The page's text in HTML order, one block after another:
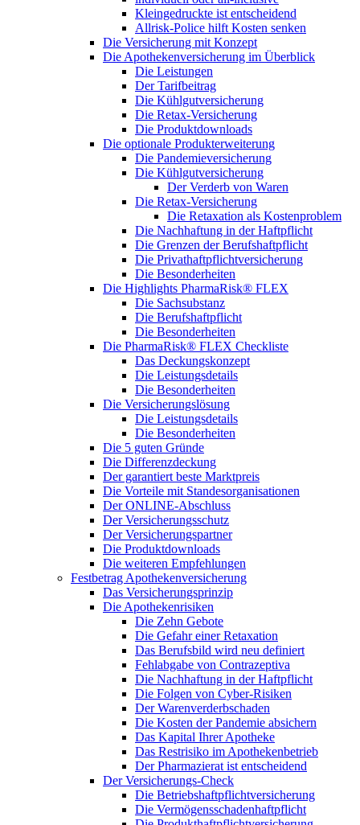
Kleingedruckte ist entscheidend
Allrisk-Police hilft Kosten senken
Die Versicherung mit Konzept
Die Apothekenversicherung im Überblick
Die Leistungen
Der Tarifbeitrag
Die Kühlgutversicherung
Die Retax-Versicherung
Die Produktdownloads
Die optionale Produkterweiterung
Die Pandemieversicherung
Die Kühlgutversicherung
Der Verderb von Waren
Die Retax-Versicherung
Die Retaxation als Kostenproblem
Die Nachhaftung in der Haftpflicht
Die Grenzen der Berufshaftpflicht
Die Privathaftpflichtversicherung
Die Besonderheiten
Die Highlights PharmaRisk® FLEX
Die Sachsubstanz
Die Berufshaftpflicht
Die Besonderheiten
Die PharmaRisk® FLEX Checkliste
Das Deckungskonzept
Die Leistungsdetails
Die Besonderheiten
Die Versicherungslösung
Die Leistungsdetails
Die Besonderheiten
Die 5 guten Gründe
Die Differenzdeckung
Der garantiert beste Marktpreis
Die Vorteile mit Standesorganisationen
Der ONLINE-Abschluss
Der Versicherungsschutz
Der Versicherungspartner
Die Produktdownloads
Die weiteren Empfehlungen
Festbetrag Apothekenversicherung
Das Versicherungsprinzip
Die Apothekenrisiken
Die Zehn Gebote
Die Gefahr einer Retaxation
Das Berufsbild wird neu definiert
Fehlabgabe von Contrazeptiva
Die Nachhaftung in der Haftpflicht
Die Folgen von Cyber-Risiken
Der Warenverderbschaden
Die Kosten der Pandemie absichern
Das Kapital Ihrer Apotheke
Das Restrisiko im Apothekenbetrieb
Der Pharmazierat ist entscheidend
Der Versicherungs-Check
Die Betriebshaftpflichtversicherung
Die Vermögensschadenhaftpflicht